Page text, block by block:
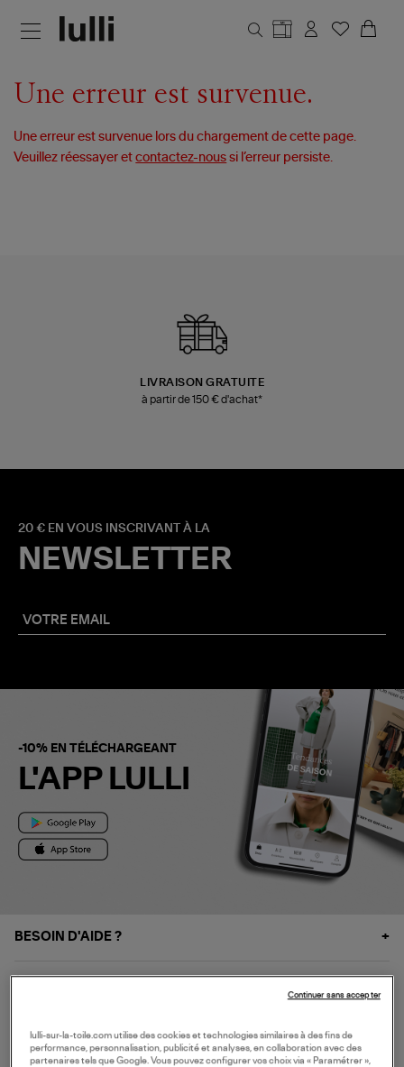
Une erreur est survenue.
Une erreur est survenue lors du chargement de cette page.
Veuillez réessayer etcontactez-nous si l’erreur persiste.
LIVRAISON GRATUITE
à partir de 150 € d'achat*
20 € EN VOUS INSCRIVANT À LA
NEWSLETTER
-10% EN TÉLÉCHARGEANT
L'APP LULLI
BESOIN D'AIDE ?
NOS SERVICES
lulli-sur-la-toile.com utilise des cookies et technologies similaires à des fins de
performance, personnalisation, publicité et analyses, en collaboration avec des
partenaires tels que Google. Vous pouvez configurer vos choix via « Paramétrer »,
Continuer sans accepter